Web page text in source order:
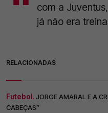
com a
já não era
RELACIONADAS
Futebol. JORGE AMARAL E A
CABEÇAS”